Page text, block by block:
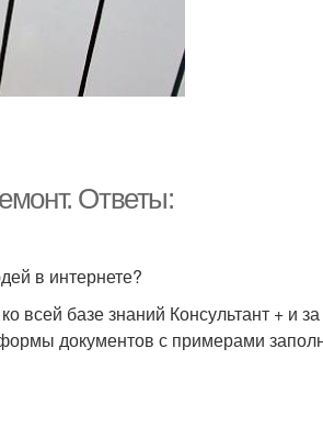
Ответы:
в интернете?
всей базе знаний Консультант + и за
документов с примерами